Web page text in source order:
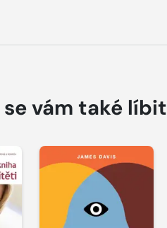
vám také líbit